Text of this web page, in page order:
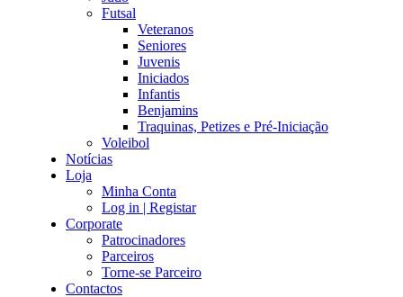
Futsal
Veteranos
Seniores
Juvenis
Iniciados
Infantis
Benjamins
Traquinas, Petizes e Pré-Iniciação
Voleibol
Notícias
Loja
Minha Conta
Log in | Registar
Corporate
Patrocinadores
Parceiros
Torne-se Parceiro
Contactos